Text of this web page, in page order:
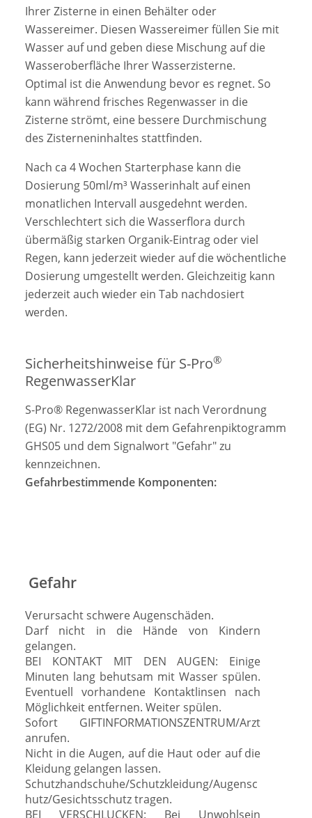
Ihrer Zisterne in einen Behälter oder
Wassereimer. Diesen Wassereimer füllen Sie mit
Wasser auf und geben diese Mischung auf die
Wasseroberfläche Ihrer Wasserzisterne.
Optimal ist die Anwendung bevor es regnet. So
kann während frisches Regenwasser in die
Zisterne strömt, eine bessere Durchmischung
des Zisterneninhaltes stattfinden.
Nach ca 4 Wochen Starterphase kann die
Dosierung 50ml/m³ Wasserinhalt auf einen
monatlichen Intervall ausgedehnt werden.
Verschlechtert sich die Wasserflora durch
übermäßig starken Organik-Eintrag oder viel
Regen, kann jederzeit wieder auf die wöchentliche
Dosierung umgestellt werden. Gleichzeitig kann
jederzeit auch wieder ein Tab nachdosiert
werden.
Sicherheitshinweise für S-Pro®
RegenwasserKlar
S-Pro® RegenwasserKlar ist nach Verordnung
(EG) Nr. 1272/2008 mit dem Gefahrenpiktogramm
GHS05 und dem Signalwort "Gefahr" zu
kennzeichnen.
Gefahrbestimmende Komponenten:
Gefahr
Verursacht schwere Augenschäden.
Darf nicht in die Hände von Kindern
gelangen.
BEI KONTAKT MIT DEN AUGEN: Einige
Minuten lang behutsam mit Wasser spülen.
Eventuell vorhandene Kontaktlinsen nach
Möglichkeit entfernen. Weiter spülen.
Sofort GIFTINFORMATIONSZENTRUM/Arzt
anrufen.
Nicht in die Augen, auf die Haut oder auf die
Kleidung gelangen lassen.
Schutzhandschuhe/Schutzkleidung/Augensc
hutz/Gesichtsschutz tragen.
BEI VERSCHLUCKEN: Bei Unwohlsein